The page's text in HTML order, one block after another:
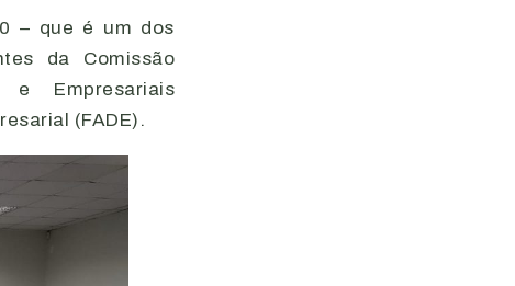
– que é um dos
da Comissão
e Empresariais
(FADE).